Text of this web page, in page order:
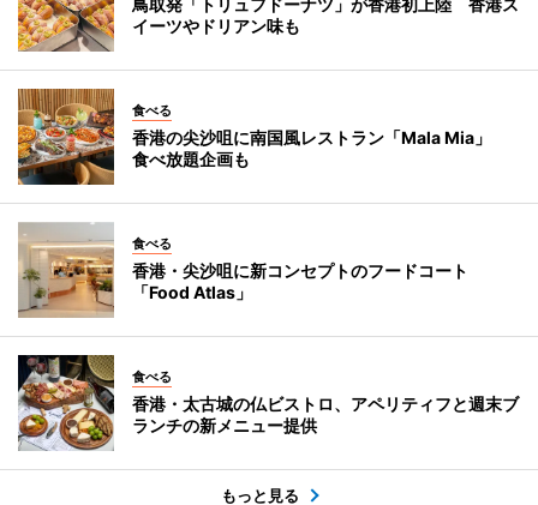
鳥取発「トリュフドーナツ」が香港初上陸 香港ス
イーツやドリアン味も
食べる
香港の尖沙咀に南国風レストラン「Mala Mia」
食べ放題企画も
食べる
香港・尖沙咀に新コンセプトのフードコート
「Food Atlas」
食べる
香港・太古城の仏ビストロ、アペリティフと週末ブ
ランチの新メニュー提供
もっと見る